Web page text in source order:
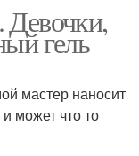
гель
мастер наносит
может что то